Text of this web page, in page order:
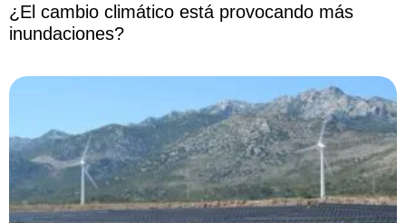
¿El cambio climático está provocando más
inundaciones?